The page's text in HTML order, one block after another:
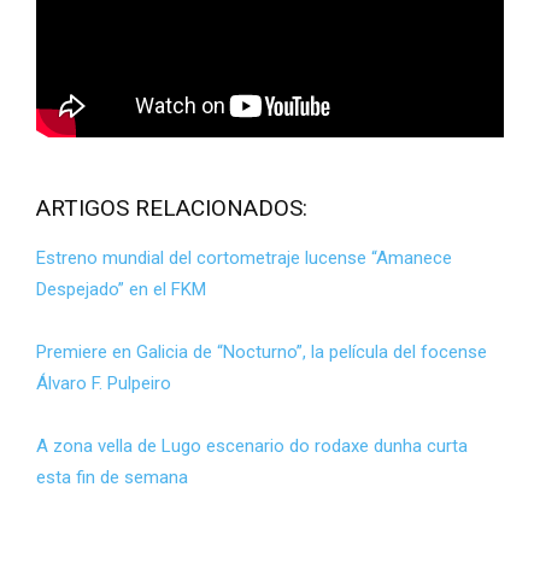
ARTIGOS RELACIONADOS:
Estreno mundial del cortometraje lucense “Amanece
Despejado” en el FKM
Premiere en Galicia de “Nocturno”, la película del focense
Álvaro F. Pulpeiro
A zona vella de Lugo escenario do rodaxe dunha curta
esta fin de semana